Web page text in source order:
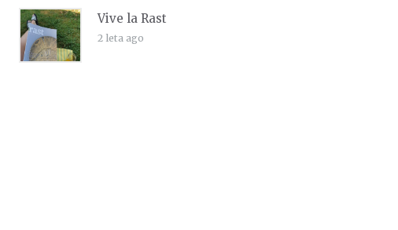
Vive la Rast
2 leta ago